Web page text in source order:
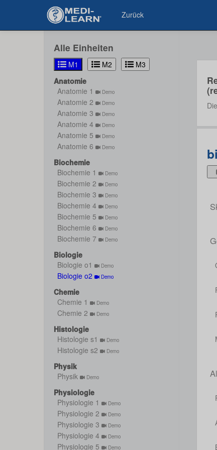
Zurück
Alle Einheiten
M1 M2
M3
Anatomie
Anatomie 1
Demo
Anatomie 2 Demo
Anatomie 3 Demo
Anatomie 4 Demo
Anatomie 5 Demo
Anatomie 6 Demo
Biochemie
Biochemie 1
Demo
Biochemie 2 Demo
Biochemie 3 Demo
Biochemie 4 Demo
Biochemie 5 Demo
Biochemie 6 Demo
Biochemie 7 Demo
Biologie
Biologie o1
Demo
Biologie o2 Demo
Chemie
Chemie 1
Demo
Chemie 2 Demo
Histologie
Histologie s1
Demo
Histologie s2 Demo
Physik
Physik
Demo
Physiologie
Physiologie 1
Demo
Physiologie 2 Demo
Physiologie 3 Demo
Physiologie 4 Demo
Physiologie 5 Demo